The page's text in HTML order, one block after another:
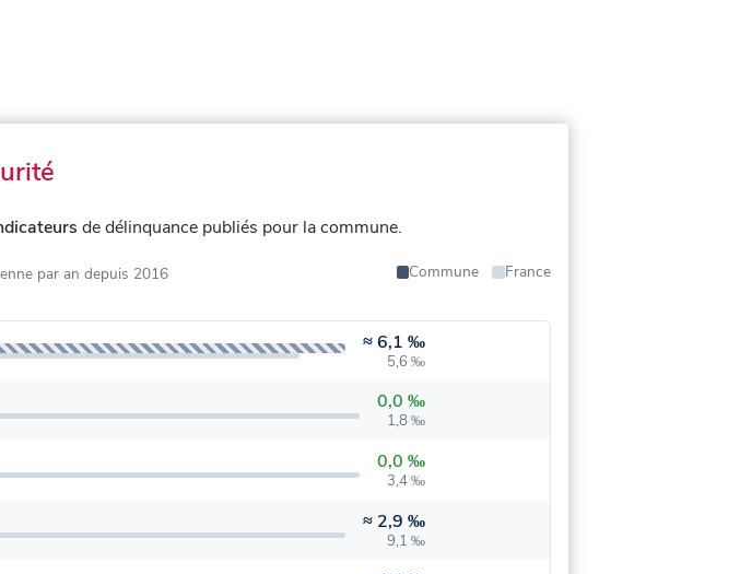
de délinquance publiés pour la commune.
par an depuis 2016 Commune
France
≈6,1 ‰
5,6 ‰
0,0 ‰
1,8 ‰
0,0 ‰
3,4 ‰
≈ 2,9 ‰
9,1 ‰